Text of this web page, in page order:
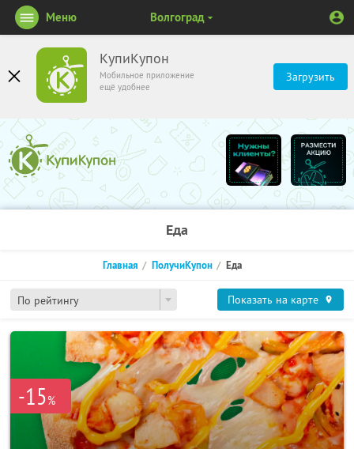
КупиКупон
Мобильное приложение
ещё удобнее
Загрузить
Меню Волгоград
Еда
По рейтингу
Главная ПолучиКупон Еда
Показать на карте
-15%